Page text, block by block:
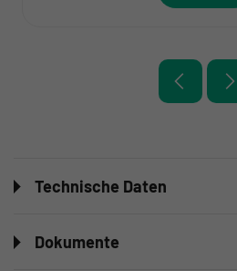
Technische Daten
Dokumente